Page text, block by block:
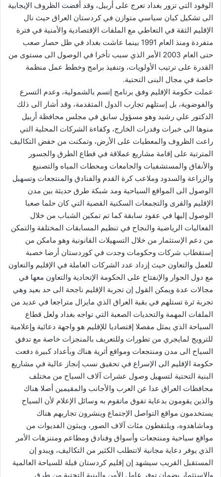
الوفود التي تزور بغداد تعرج على أربيل، وقد أفضت الظروف الإيجابية
الى تشكيل كيان سياسي متوازن في كردستان العراق حيث نال
الإقليم الثقة في التعاطي مع الملفات الإقتصادية والأمنية في فترة
متفردة ومنذ العام 1991 بينما عاشت بغداد في ظل حصار صعب
حتى العام 2003 الأمر الذي سبب تأخرا في الوصول الى مستوى من
القدرة على ترتيب الأولويات، وتنفيذ برامج وخطط عمل منظمة
خاصة في مجال البنى التحتية.
عملت حكومة الإقليم وفق برنامج إتسم بالشمولية، وعدم التسرع
والفوضوية، بل إستلهم تجارب الدول المتقدمة، وقد أشار الى ذلك
الدكتور علي رشيد وهو مسؤول سابق في مجلس محافظة أربيل
منوها الى خبرات وقدرات الخارج، وكفاءة الشركات المحلية التي
راعت الظروف والمعطيات على الأرض، وتمكنت من خفض التكاليف
المترتبة على إقامة مشاريع عملاقة في قطاع الطرق والجسور
والأنفاق والمستشفيات والجامعات ومحطات المياه والتصنيع
والزراعة والسدود وملاعب كرة القدم والفنادق والمنتجعات وتسهيل
الوصول الى المواقع السياحية ومد شبكة طرق حديثة بين مدن
الإقليم والقرى والتجمعات السكنية القصية التي كان حلما صعبا
الوصول إليها في عقود سابقة كما تم تمكين الشباب من خلال
الفعاليات الرياضية والنجاح في تنظيم المسابقات المختلفة والتمكن
من دعم الإستثمار من خلال التسهيلات القانونية وهو مامكن من
إستقطاب شركات وحكومات وجدت في كوردستان أرضا خصبة
للعمل والتعاون حيث إزداد عدد الشركات العاملة في الإقليم والتعاون
مع دول الجوار والإنفتاح على الحكومة الإتحادية والتعاون معها في
مجالات عدة ويمكن القول إن تجربة الإقليم ناجحة الى حد بعيد وهي
تجربة ثرة تستلهم في بقية العراق الذي مايزال متراجعا في عديد من
الملفات المهمة والتحديات الصعبة التي تواجه بغداد ولعل قطاع
السياحة الذي يمثل مفصلا إقتصاديا للإقليم هو واجهة دعائية وإعلامية
للترويج لمايجري من تطورات وللتعريف بالمنجزات خاصة مع تدفق
السياح الى مدن ومنتجعات ومواقع أثرية هناك وبأعداد كبيرة دفعت
حكومة الإقليم الى الإسراع في تحقيق نسب إنجاز عالية في مشاريع
البنية التحتية لتسهيل وصول عشرات آلاف السياح من مختلف
محافظات العراق عدا عن العرب والأجانب والمقيمين أصلا هناك
والذين يقومون بدعاية تفوق ماتقوم به وسائل الإعلام لأن السياح
يستخدمون مواقع التواصل الإجتماع وينشرون تجاربهم هناك
وماشاهدوه، ويلتقطون مئات آلاف الصور، ويبثون الفديوات من
مواقع سياحية ومنتجعات وأسواق وفنادق ومطاعم ومتنزهات الأمر
الذي يوفر دعاية مجانية لاتتطلب الكثير من التكاليف، ويبدو إن
المستقبل القريب سيشهد إن إقليم كردستان قبلة للسياحة العالمية
والإستثمار بضمان توفر عامل الأمن والبنية التحتية من طرق